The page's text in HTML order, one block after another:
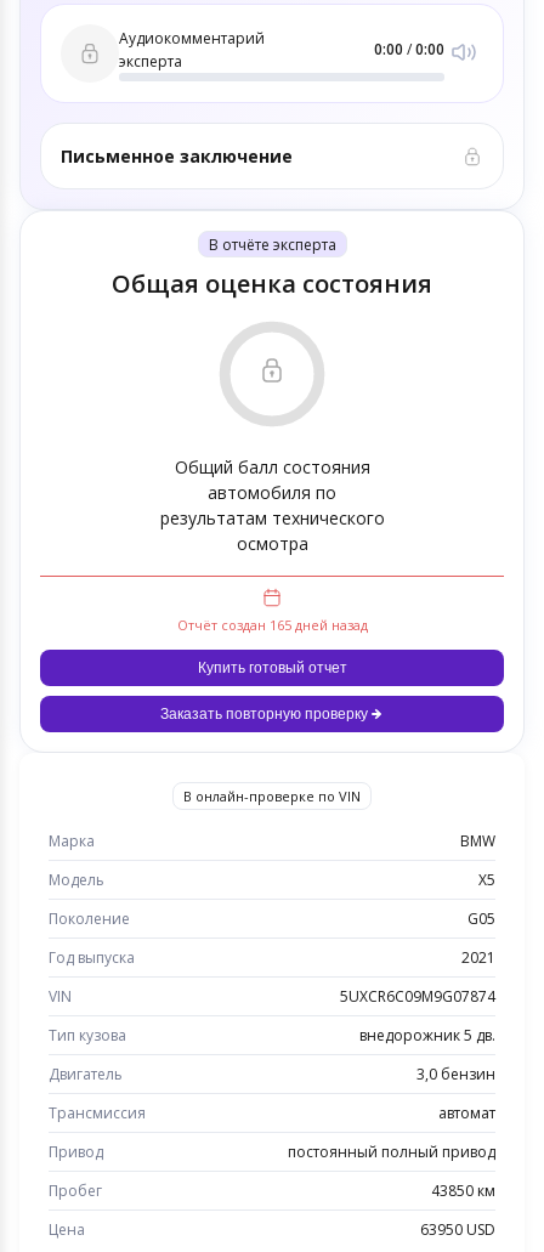
Аудиокомментарий
эксперта
0:00 /0:00
Письменное заключение
В отчёте эксперта
Общая оценка состояния
Общий балл состояния
автомобиля по
результатам технического
осмотра
Отчёт создан 165 дней назад
Купить готовый отчет
Заказать повторную проверку
В онлайн-проверке по VIN
Марка
BMW
Модель
X5
Поколение
G05
Год выпуска
2021
VIN
5UXCR6C09M9G07874
Тип кузова
внедорожник 5 дв.
Двигатель
3,0 бензин
Трансмиссия
автомат
Привод
постоянный полный привод
Пробег
43850 км
Цена
63950 USD